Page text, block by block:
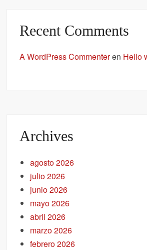
Recent Comments
A WordPress Commenteren Hello
Archives
agosto 2026
julio 2026
junio 2026
mayo 2026
abril 2026
marzo 2026
febrero 2026